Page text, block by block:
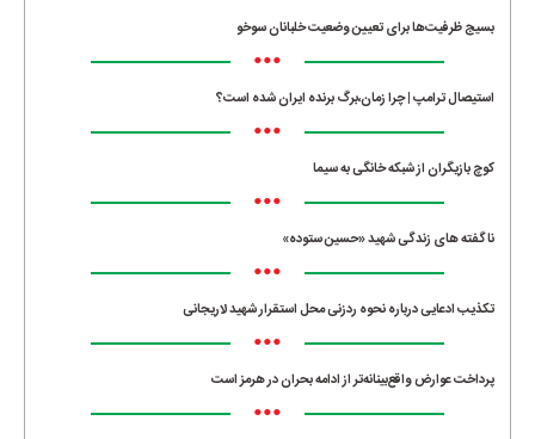
بسیج ظرفیت‌ها برای تعیین وضعیت خلبانان سوخو
•••
استیصال ترامپ | چرا زمان،برگ برنده ایران شده است؟
•••
کوچ بازیگران از شبکه خانگی به سیما
•••
ناگفته های زندگی شهید «حسین ستوده»
•••
تکذیب ادعایی درباره نحوه ردزنی محل استقرار شهید لاریجانی
•••
پرداخت عوارض واقع‌بینانه‌تر از ادامه بحران در هرمز است
•••